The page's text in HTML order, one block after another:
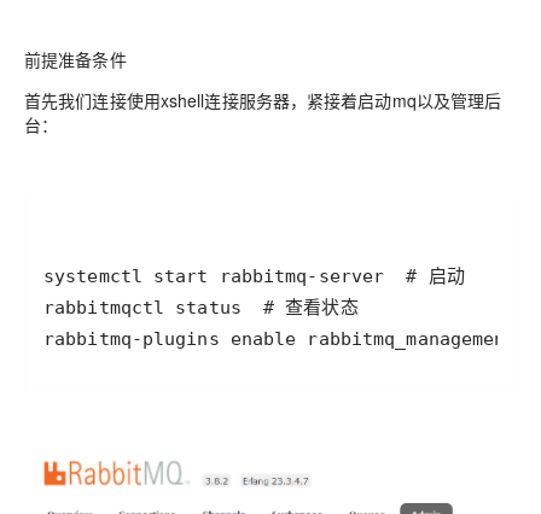
前提准备条件
首先我们连接使用xshell连接服务器，紧接着启动mq以及管理后
台：
systemctl start rabbitmq-server  # 启动
rabbitmqctl status  # 查看状态
rabbitmq-plugins enable rabbitmq_management